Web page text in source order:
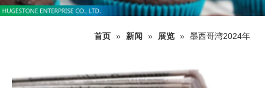
首页 » 新闻 » 展览 » 墨西哥湾2024年